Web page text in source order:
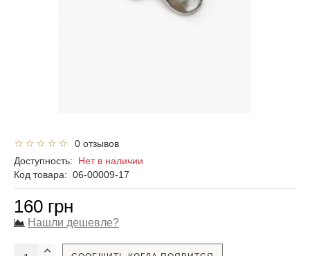
0 отзывов
Доступность: Нет в наличии
Код товара: 06-00009-17
160 грн
Нашли дешевле?